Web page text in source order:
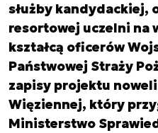
służby kandydackiej,
resortowej uczelni na
kształcą oficerów
Państwowej Straży
zapisy projektu
Więziennej, który
Ministerstwo